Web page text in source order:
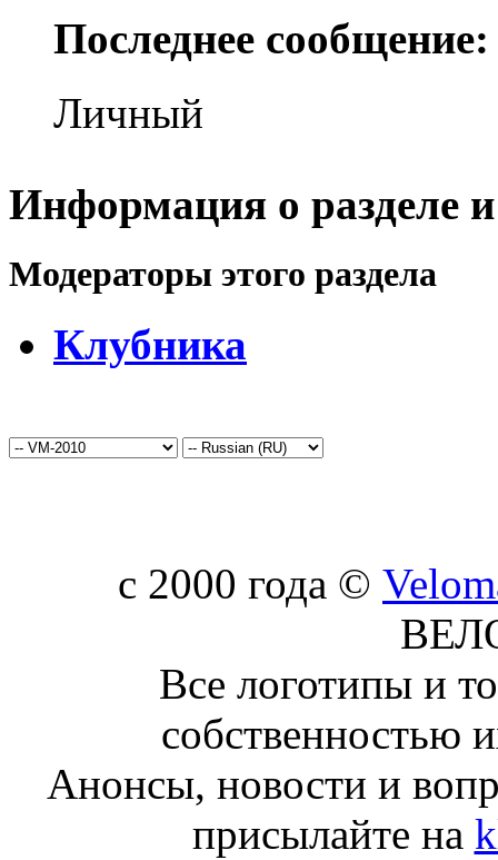
Последнее сообщение:
Личный
Информация о разделе
Модераторы этого раздела
Клубника
c 2000 года ©
Все логотипы и
собственностью
Анонсы, новости и
присылайте на